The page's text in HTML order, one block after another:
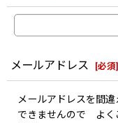
メールアドレス [必須]
メールアドレスを間
できませんので よく